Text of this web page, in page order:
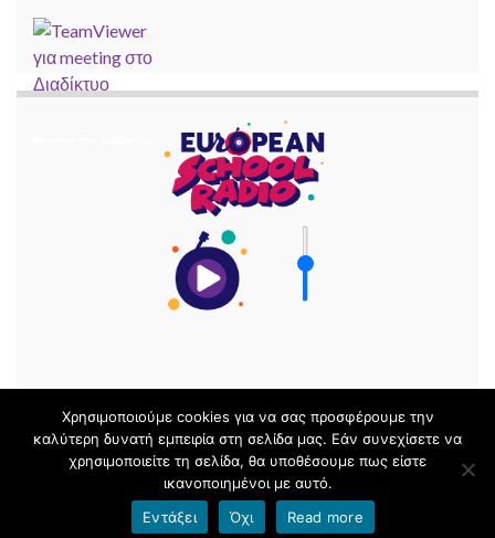
© 2026 Μαθηματικά με ΤΠΕ Ν. Μαγνησίας.
Θέμα Graphene.
Όροι χρήσης blogs.sch.gr|Δήλωση προσβασιμότητας
Χρησιμοποιούμε cookies για να σας προσφέρουμε την
καλύτερη δυνατή εμπειρία στη σελίδα μας. Εάν συνεχίσετε να
χρησιμοποιείτε τη σελίδα, θα υποθέσουμε πως είστε
ικανοποιημένοι με αυτό.
Εντάξει
Όχι Read more